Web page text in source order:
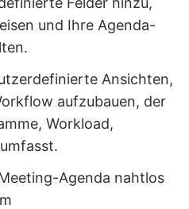
und Ihre Agenda-
Ansichten,
aufzubauen, der
Workload,
Agenda nahtlos